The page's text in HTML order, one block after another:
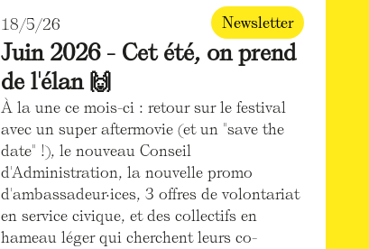
18/5/26 Newsletter
Juin 2026 - Cet été, on prend
de l'élan 🙌
À la une ce mois-ci : retour sur le festival
avec un super aftermovie (et un "save the
date" !), le nouveau Conseil
d'Administration, la nouvelle promo
d'ambassadeur·ices, 3 offres de volontariat
en service civique, et des collectifs en
hameau léger qui cherchent leurs co-